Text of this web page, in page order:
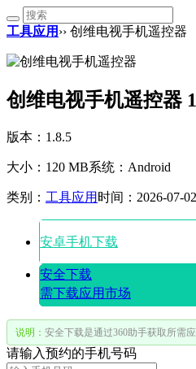
工具应用 ›› 创维电视手机遥控器
创维电视手机遥控器
版本：1.8.5
大小：120 MB系统：Android
类别： 工具应用 时间：2026-07-02
安卓手机下载
安全下载
需下载应用市场
说明： 安全下载是通过360助手获取所需
请输入预约的手机号码